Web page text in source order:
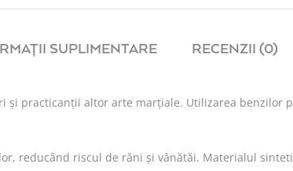
SUPLIMENTARE RECENZII (0)
și practicanții altor arte marțiale. Utilizarea
reducând riscul de răni și vânătăi. Materialul